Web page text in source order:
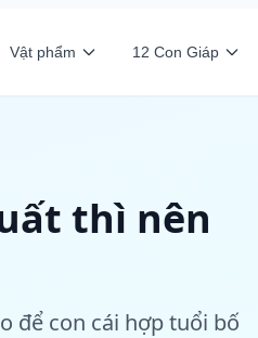
Vật phẩm 12 Con Giáp
thì nên
để con cái hợp tuổi bố